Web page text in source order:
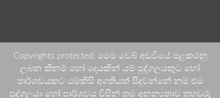
Copyrights protected: මෙම වෙබ් අඩවියේ පළකරනු
ලබන කිනම් හෝ දෙයකින් යම් පුද්ගලයකුට හෝ
පාර්ශවයකට යම්කිසි අගතියක් සිදුවන්නේ නම් එම
පුද්ගලයා හෝ පාර්ශවය විසින් තම අනන්‍යතාව තහවුරු